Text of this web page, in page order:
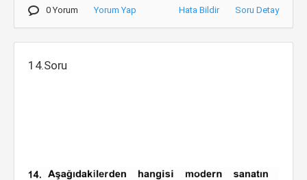
0 Yorum Yorum Yap Hata Bildir Soru Detay
14.Soru